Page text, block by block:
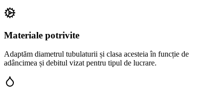
Materiale potrivite
Adaptăm diametrul tubulaturii și clasa acesteia în funcție de
adâncimea și debitul vizat pentru tipul de lucrare.